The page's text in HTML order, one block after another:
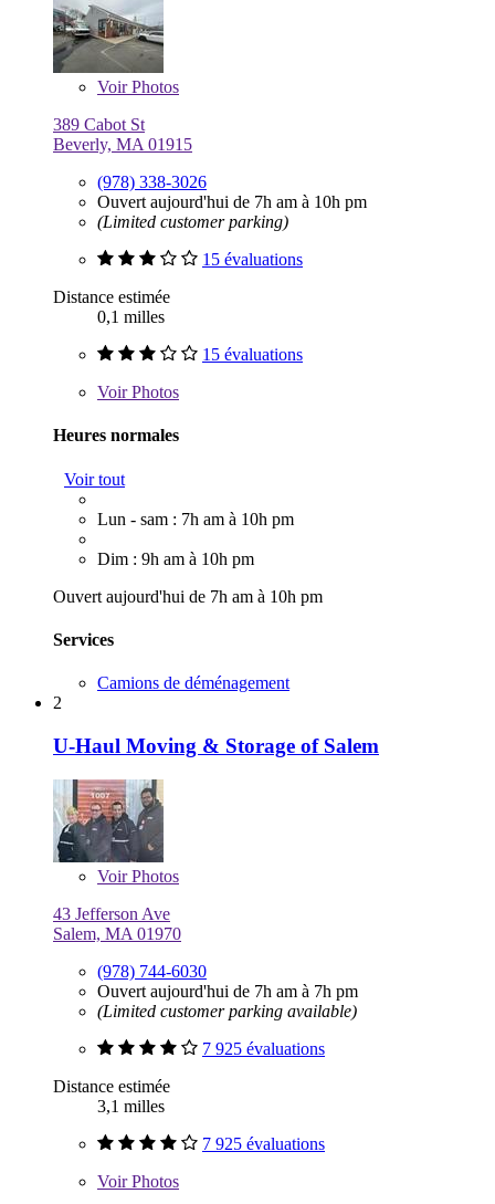
VoirPhotos
389 Cabot St
Beverly, MA 01915
(978) 338-3026
Ouvert aujourd'hui de 7h am à 10h pm
(Limited customer parking)
15 évaluations
Distance estimée
0,1 milles
15 évaluations
VoirPhotos
Heures normales
Voir tout
Lun - sam : 7h am à 10h pm
Dim : 9h am à 10h pm
Ouvert aujourd'hui de 7h am à 10h pm
Services
Camions de déménagement
2
U-Haul Moving & Storage of Salem
VoirPhotos
43 Jefferson Ave
Salem, MA 01970
(978) 744-6030
Ouvert aujourd'hui de 7h am à 7h pm
(Limited customer parking available)
7 925 évaluations
Distance estimée
3,1 milles
7 925 évaluations
VoirPhotos